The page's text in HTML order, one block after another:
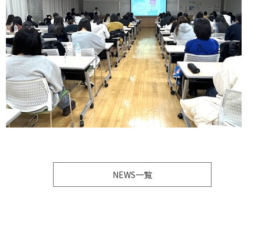
NEWS一覧